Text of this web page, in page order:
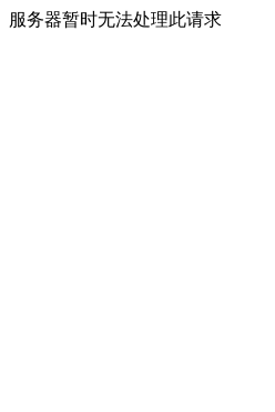
服务器暂时无法处理此请求